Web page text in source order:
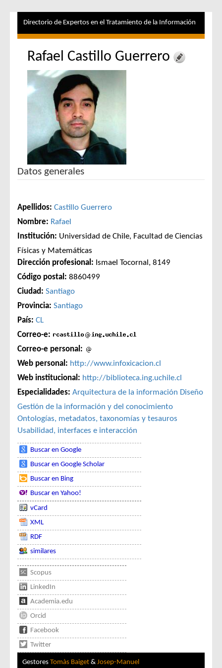
Directorio de Expertos en el Tratamiento de la Información
Rafael Castillo Guerrero
Datos generales
Apellidos: Castillo Guerrero
Nombre: Rafael
Institución: Universidad de Chile, Facultad de Ciencias
Físicas y Matemáticas
Dirección profesional: Ismael Tocornal, 8149
Código postal: 8860499
Ciudad: Santiago
Provincia: Santiago
País: CL
Correo-e:
Correo-e personal:
Web personal: http://www.infoxicacion.cl
Web institucional: http://biblioteca.ing.uchile.cl
Especialidades: Arquitectura de la información Diseño
Gestión de la información y del conocimiento
Ontologías, metadatos, taxonomías y tesauros
Usabilidad, interfaces e interacción
Buscar en Google
Buscar en Google Scholar
Buscar en Bing
Buscar en Yahoo!
vCard
XML
RDF
similares
Scopus
LinkedIn
Academia.edu
Orcid
Facebook
Twitter
Gestores Tomàs Baiget & Josep-Manuel